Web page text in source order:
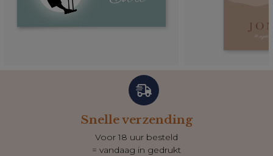
Snelle verzending
Voor 18 uur besteld
= vandaag in gedrukt